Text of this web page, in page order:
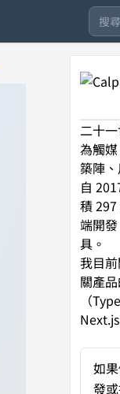
二十
為觸
築陣
自
積
端開
具。
我目
關產
（
如
發